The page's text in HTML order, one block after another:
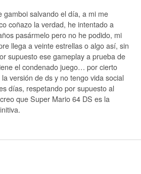
gamboi salvando el día, a mi me
coñazo la verdad, he intentado a
pasármelo pero no he podido, mi
llega a veinte estrellas o algo así, sin
supuesto ese gameplay a prueba de
el condenado juego… por cierto
versión de ds y no tengo vida social
días, respetando por supuesto al
que Super Mario 64 DS es la